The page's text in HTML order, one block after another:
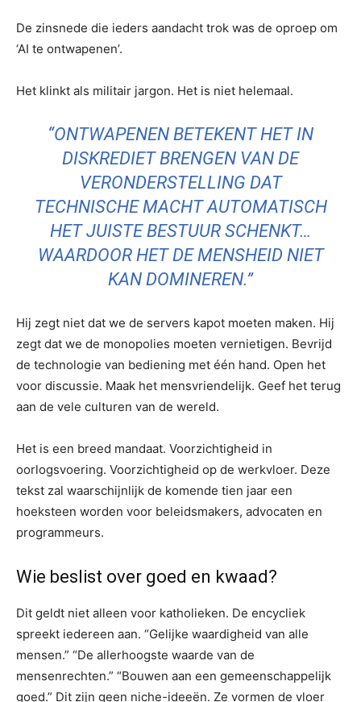
De zinsnede die ieders aandacht trok was de oproep om
‘AI te ontwapenen’.
Het klinkt als militair jargon. Het is niet helemaal.
“ONTWAPENEN BETEKENT HET IN
DISKREDIET BRENGEN VAN DE
VERONDERSTELLING DAT
TECHNISCHE MACHT AUTOMATISCH
HET JUISTE BESTUUR SCHENKT…
WAARDOOR HET DE MENSHEID NIET
KAN DOMINEREN.”
Hij zegt niet dat we de servers kapot moeten maken. Hij
zegt dat we de monopolies moeten vernietigen. Bevrijd
de technologie van bediening met één hand. Open het
voor discussie. Maak het mensvriendelijk. Geef het terug
aan de vele culturen van de wereld.
Het is een breed mandaat. Voorzichtigheid in
oorlogsvoering. Voorzichtigheid op de werkvloer. Deze
tekst zal waarschijnlijk de komende tien jaar een
hoeksteen worden voor beleidsmakers, advocaten en
programmeurs.
Wie beslist over goed en kwaad?
Dit geldt niet alleen voor katholieken. De encycliek
spreekt iedereen aan. “Gelijke waardigheid van alle
mensen.” “De allerhoogste waarde van de
mensenrechten.” “Bouwen aan een gemeenschappelijk
goed.” Dit zijn geen niche-ideeën. Ze vormen de vloer